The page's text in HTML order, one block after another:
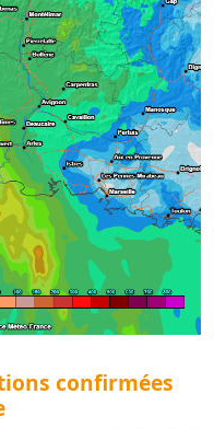
confirmées